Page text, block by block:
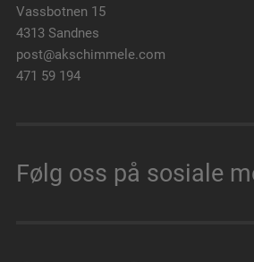
Vassbotnen 15
4313 Sandnes
post@akschimmele.com
471 59 194
Følg oss på sosiale